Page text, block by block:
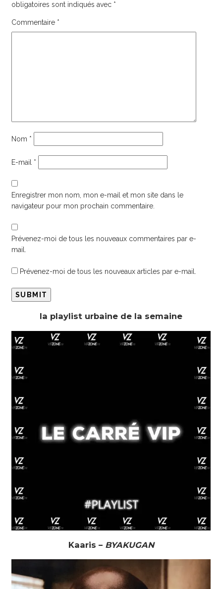
obligatoires sont indiqués avec *
Commentaire *
Nom *
E-mail *
Enregistrer mon nom, mon e-mail et mon site dans le
navigateur pour mon prochain commentaire.
Prévenez-moi de tous les nouveaux commentaires par e-
mail.
Prévenez-moi de tous les nouveaux articles par e-mail.
la playlist urbaine de la semaine
Kaaris – BYAKUGAN